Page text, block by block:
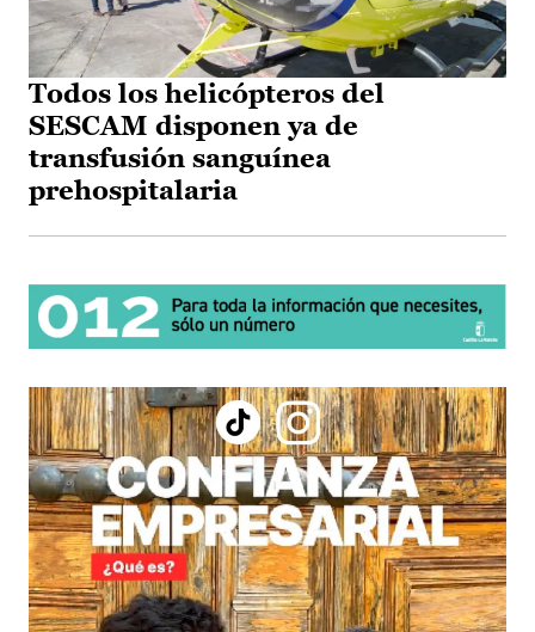
Todos los helicópteros del
SESCAM disponen ya de
transfusión sanguínea
prehospitalaria